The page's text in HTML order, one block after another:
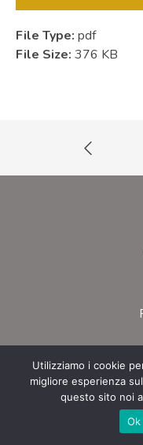
File Type: pdf
File Size: 376 KB
©
Utilizziamo i cookie
migliore esperienza
questo sito noi
Ok